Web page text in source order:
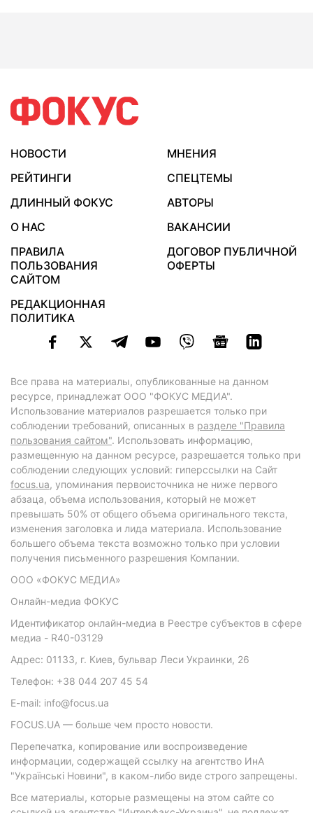
НОВОСТИ
МНЕНИЯ
РЕЙТИНГИ
СПЕЦТЕМЫ
ДЛИННЫЙ ФОКУС
АВТОРЫ
О НАС
ВАКАНСИИ
ПРАВИЛА
ПОЛЬЗОВАНИЯ
САЙТОМ
ДОГОВОР ПУБЛИЧНОЙ
ОФЕРТЫ
РЕДАКЦИОННАЯ
ПОЛИТИКА
Все права на материалы, опубликованные на данном
ресурсе, принадлежат ООО "ФОКУС МЕДИА".
Использование материалов разрешается только при
соблюдении требований, описанных в разделе "Правила
пользования сайтом". Использовать информацию,
размещенную на данном ресурсе, разрешается только при
соблюдении следующих условий: гиперссылки на Сайт
focus.ua, упоминания первоисточника не ниже первого
абзаца, объема использования, который не может
превышать 50% от общего объема оригинального текста,
изменения заголовка и лида материала. Использование
большего объема текста возможно только при условии
получения письменного разрешения Компании.
ООО «ФОКУС МЕДИА»
Онлайн-медиа ФОКУС
Идентификатор онлайн-медиа в Реестре субъектов в сфере
медиа - R40-03129
Адрес: 01133, г. Киев, бульвар Леси Украинки, 26
Телефон: +38 044 207 45 54
E-mail: info@focus.ua
FOCUS.UA — больше чем просто новости.
Перепечатка, копирование или воспроизведение
информации, содержащей ссылку на агентство ИнА
"Українські Новини", в каком-либо виде строго запрещены.
Все материалы, которые размещены на этом сайте со